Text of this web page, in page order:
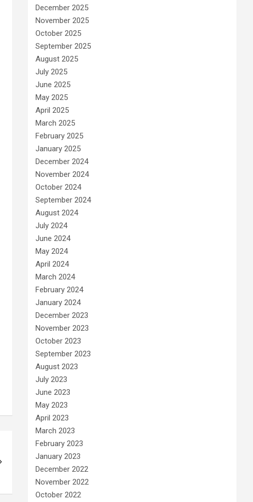
December 2025
November 2025
October 2025
September 2025
August 2025
July 2025
June 2025
May 2025
April 2025
March 2025
February 2025
January 2025
December 2024
November 2024
October 2024
September 2024
August 2024
July 2024
June 2024
May 2024
April 2024
March 2024
February 2024
January 2024
December 2023
November 2023
October 2023
September 2023
August 2023
July 2023
June 2023
May 2023
April 2023
March 2023
February 2023
January 2023
December 2022
November 2022
October 2022